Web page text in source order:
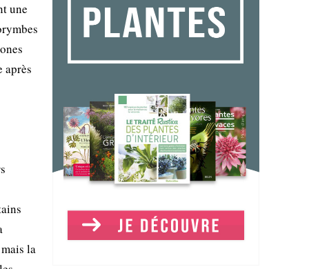
une
après
la